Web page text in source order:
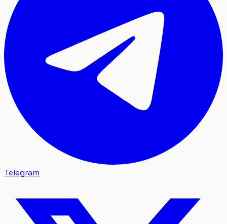
Telegram